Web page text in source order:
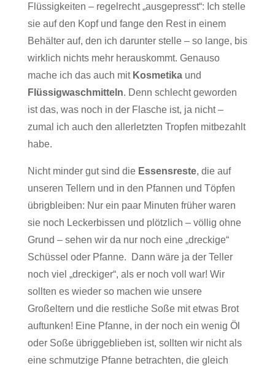
Flüssigkeiten – regelrecht „ausgepresst“: Ich stelle
sie auf den Kopf und fange den Rest in einem
Behälter auf, den ich darunter stelle – so lange, bis
wirklich nichts mehr herauskommt. Genauso
mache ich das auch mit Kosmetika und
Flüssigwaschmitteln. Denn schlecht geworden
ist das, was noch in der Flasche ist, ja nicht –
zumal ich auch den allerletzten Tropfen mitbezahlt
habe.
Nicht minder gut sind die Essensreste, die auf
unseren Tellern und in den Pfannen und Töpfen
übrigbleiben: Nur ein paar Minuten früher waren
sie noch Leckerbissen und plötzlich – völlig ohne
Grund – sehen wir da nur noch eine „dreckige“
Schüssel oder Pfanne. Dann wäre ja der Teller
noch viel „dreckiger“, als er noch voll war! Wir
sollten es wieder so machen wie unsere
Großeltern und die restliche Soße mit etwas Brot
auftunken! Eine Pfanne, in der noch ein wenig Öl
oder Soße übriggeblieben ist, sollten wir nicht als
eine schmutzige Pfanne betrachten, die gleich